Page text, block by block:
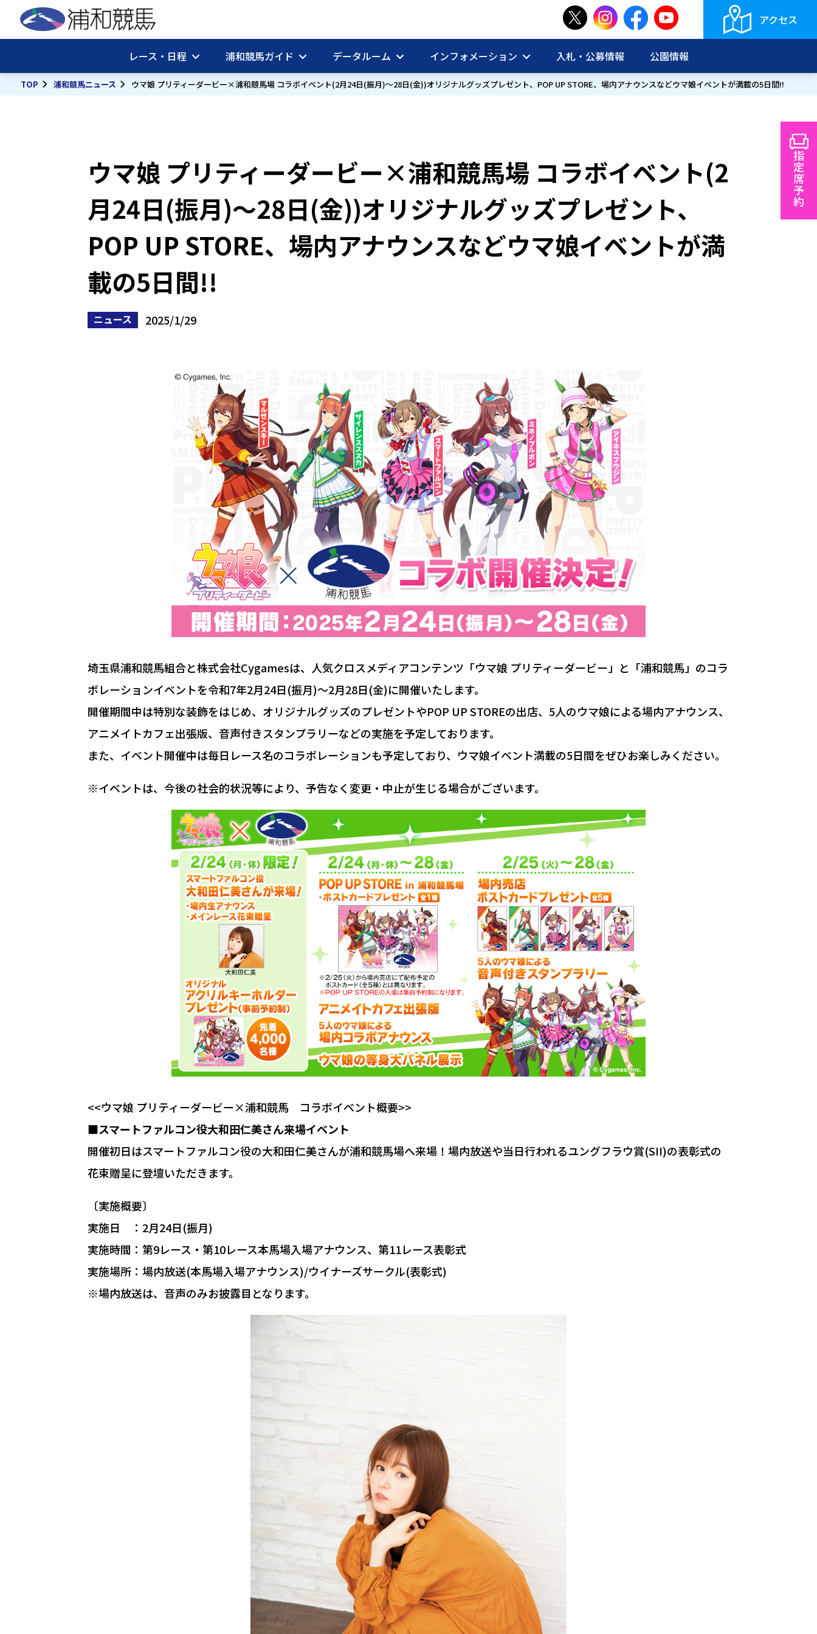
アクセス
レース・日程 浦和競馬ガイド データルーム インフォメーション 入札・公募情報 公園情報
TOP 浦和競馬ニュース ウマ娘 プリティーダービー×浦和競馬場 コラボイベント(2月24日(振月)～28日(金))オリジナルグッズプレゼント、POP UP STORE、場内アナウンスなどウマ娘イベントが満載の5日間!!
ウマ娘 プリティーダービー×浦和競馬場 コラボイベント(2
月24日(振月)～28日(金))オリジナルグッズプレゼント、
POP UP STORE、場内アナウンスなどウマ娘イベントが満
載の5日間!!
ニュース 2025/1/29
埼玉県浦和競馬組合と株式会社Cygamesは、人気クロスメディアコンテンツ「ウマ娘 プリティーダービー」と「浦和競馬」のコラ
ボレーションイベントを令和7年2月24日(振月)～2月28日(金)に開催いたします。
開催期間中は特別な装飾をはじめ、オリジナルグッズのプレゼントやPOP UP STOREの出店、5人のウマ娘による場内アナウンス、
アニメイトカフェ出張版、音声付きスタンプラリーなどの実施を予定しております。
また、イベント開催中は毎日レース名のコラボレーションも予定しており、ウマ娘イベント満載の5日間をぜひお楽しみください。
※イベントは、今後の社会的状況等により、予告なく変更・中止が生じる場合がございます。
<<ウマ娘 プリティーダービー×浦和競馬 コラボイベント概要>>
■スマートファルコン役大和田仁美さん来場イベント
開催初日はスマートファルコン役の大和田仁美さんが浦和競馬場へ来場！場内放送や当日行われるユングフラウ賞(SII)の表彰式の
花束贈呈に登壇いただきます。
〔実施概要〕
実施日 ：2月24日(振月)
実施時間：第9レース・第10レース本馬場入場アナウンス、第11レース表彰式
実施場所：場内放送(本馬場入場アナウンス)/ウイナーズサークル(表彰式)
※場内放送は、音声のみお披露目となります。
指
定
席
予
約